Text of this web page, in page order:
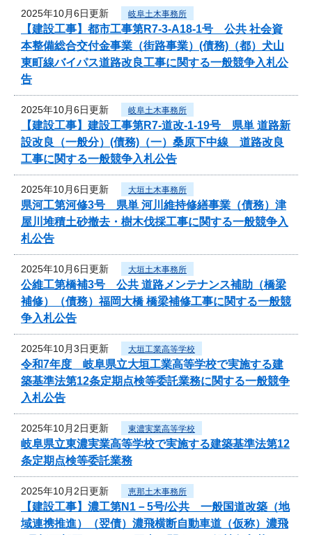
2025年10月6日更新 岐阜土木事務所
【建設工事】都市工事第R7-3-A18-1号 公共 社会資
本整備総合交付金事業（街路事業）(債務)（都）犬山
東町線バイパス道路改良工事に関する一般競争入札公
告
2025年10月6日更新 岐阜土木事務所
【建設工事】建設工事第R7-道改-1-19号 県単 道路新
設改良（一般分）(債務)（一）桑原下中線 道路改良
工事に関する一般競争入札公告
2025年10月6日更新 大垣土木事務所
県河工第河修3号 県単 河川維持修繕事業（債務）津
屋川堆積土砂撤去・樹木伐採工事に関する一般競争入
札公告
2025年10月6日更新 大垣土木事務所
公維工第橋補3号 公共 道路メンテナンス補助（橋梁
補修）（債務）福岡大橋 橋梁補修工事に関する一般競
争入札公告
2025年10月3日更新 大垣工業高等学校
令和7年度 岐阜県立大垣工業高等学校で実施する建
築基準法第12条定期点検等委託業務に関する一般競争
入札公告
2025年10月2日更新 東濃実業高等学校
岐阜県立東濃実業高等学校で実施する建築基準法第12
条定期点検等委託業務
2025年10月2日更新 恵那土木事務所
【建設工事】濃工第N1－5号/公共 一般国道改築（地
域連携推進）（翌債）濃飛横断自動車道（仮称）濃飛